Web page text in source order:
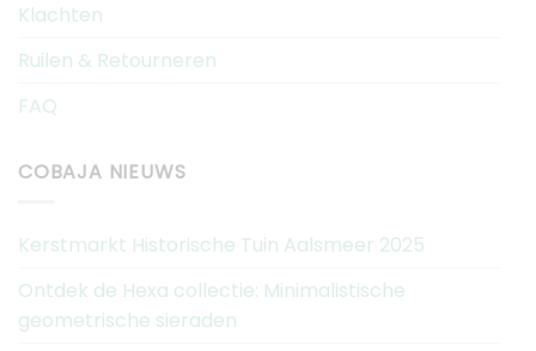
Klachten
Ruilen & Retourneren
FAQ
COBAJA NIEUWS
Kerstmarkt Historische Tuin Aalsmeer 2025
Ontdek de Hexa collectie: Minimalistische
geometrische sieraden